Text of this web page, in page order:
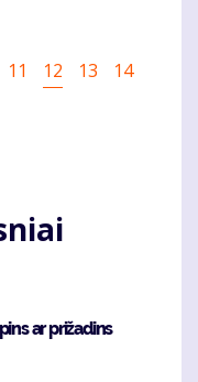
Puslapis
11
Current
12 Puslapis
13 Puslapis
14
ar prižadins